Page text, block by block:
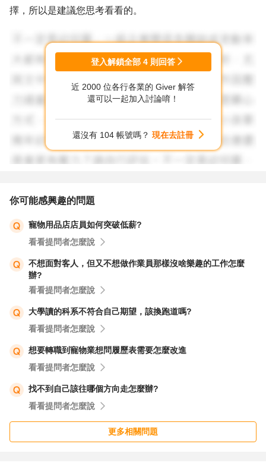
擇，所以是建議您思考看看的。
② 轉職寵物業容易嗎？若是往寵物美容業發展好嗎？有沒
有要注意的事情呢？
✍🏻 再來就要討論到重點，喜愛寵物與從事寵物業真的是有
很大的不同，您需要從幾個層面去思考自己是否適合。
✍🏻 在做出任何決定之前，瞭解寵物業的不同方面和需求。
✍🏻 考慮自己是否具備相關技能和知識，以及是否願意學習
和進修。例如，在寵物美容業，你可能需要獲得相關培訓和
認證，並具備處理和照顧不同種類動物的能力。
3. 實地體驗：
✍🏻 在下定決心前，嘗試尋找機會去實地體驗寵物業的工
作，可以透過實習、志願工作來獲得更多的了解。這樣你可
以確定自己是否真的喜歡並適合這個行業。
✍🏻 寵物業的工作穩定性和收入可能因地區和需求有所不
同。考慮到目前的經濟情況以及你是否能夠管理自己的經濟
負擔，這對於轉職至寵物業至關重要。
登入解鎖全部 4 則回答
近 2000 位各行各業的 Giver 解答
還可以一起加入討論唷！
還沒有 104 帳號嗎？ 現在去註冊
你可能感興趣的問題
寵物用品店店員如何突破低薪?
看看提問者怎麼說
不想面對客人，但又不想做作業員那樣沒啥樂趣的工作怎麼
辦?
看看提問者怎麼說
大學讀的科系不符合自己期望，該換跑道嗎?
看看提問者怎麼說
想要轉職到寵物業想問履歷表需要怎麼改進
看看提問者怎麼說
找不到自己該往哪個方向走怎麼辦?
看看提問者怎麼說
更多相關問題